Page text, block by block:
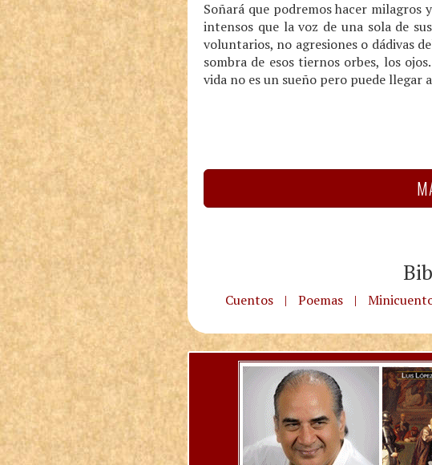
Soñará que podremos hacer milagros
intensos que la voz de una sola de
voluntarios, no agresiones o dádivas
sombra de esos tiernos orbes, los
vida no es un sueño pero puede llegar
Cuentos | Poemas |